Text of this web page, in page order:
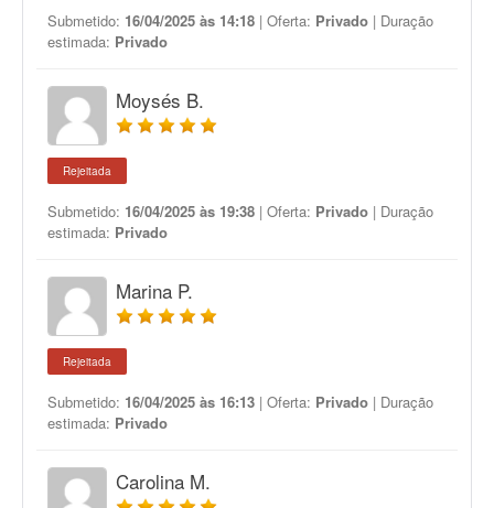
Submetido: 16/04/2025 às 14:18 | Oferta: Privado | Duração
estimada: Privado
Moysés B.
Rejeitada
Submetido: 16/04/2025 às 19:38 | Oferta: Privado | Duração
estimada: Privado
Marina P.
Rejeitada
Submetido: 16/04/2025 às 16:13 | Oferta: Privado | Duração
estimada: Privado
Carolina M.